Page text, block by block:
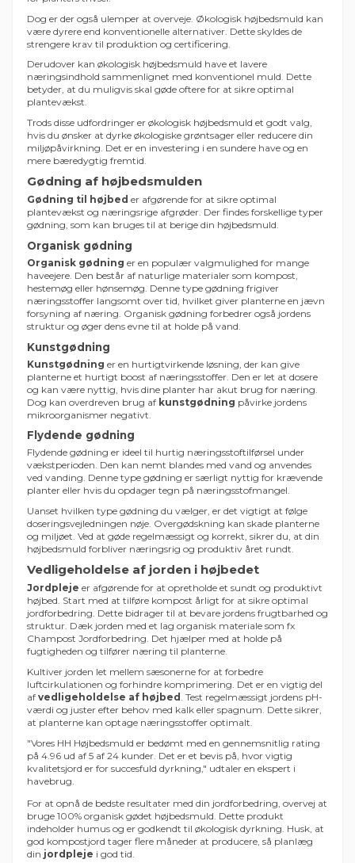
Dog er der også ulemper at overveje. Økologisk højbedsmuld kan
være dyrere end konventionelle alternativer. Dette skyldes de
strengere krav til produktion og certificering.
Derudover kan økologisk højbedsmuld have et lavere
næringsindhold sammenlignet med konventionel muld. Dette
betyder, at du muligvis skal gøde oftere for at sikre optimal
plantevækst.
Trods disse udfordringer er økologisk højbedsmuld et godt valg,
hvis du ønsker at dyrke økologiske grøntsager eller reducere din
miljøpåvirkning. Det er en investering i en sundere have og en
mere bæredygtig fremtid.
Gødning af højbedsmulden
Gødning til højbed er afgørende for at sikre optimal
plantevækst og næringsrige afgrøder. Der findes forskellige typer
gødning, som kan bruges til at berige din højbedsmuld.
Organisk gødning
Organisk gødning er en populær valgmulighed for mange
haveejere. Den består af naturlige materialer som kompost,
hestemøg eller hønsemøg. Denne type gødning frigiver
næringsstoffer langsomt over tid, hvilket giver planterne en jævn
forsyning af næring. Organisk gødning forbedrer også jordens
struktur og øger dens evne til at holde på vand.
Kunstgødning
Kunstgødning er en hurtigtvirkende løsning, der kan give
planterne et hurtigt boost af næringsstoffer. Den er let at dosere
og kan være nyttig, hvis dine planter har akut brug for næring.
Dog kan overdreven brug af kunstgødning påvirke jordens
mikroorganismer negativt.
Flydende gødning
Flydende gødning er ideel til hurtig næringsstoftilførsel under
vækstperioden. Den kan nemt blandes med vand og anvendes
ved vanding. Denne type gødning er særligt nyttig for krævende
planter eller hvis du opdager tegn på næringsstofmangel.
Uanset hvilken type gødning du vælger, er det vigtigt at følge
doseringsvejledningen nøje. Overgødskning kan skade planterne
og miljøet. Ved at gøde regelmæssigt og korrekt, sikrer du, at din
højbedsmuld forbliver næringsrig og produktiv året rundt.
Vedligeholdelse af jorden i højbedet
Jordpleje er afgørende for at opretholde et sundt og produktivt
højbed. Start med at tilføre kompost årligt for at sikre optimal
jordforbedring. Dette bidrager til at bevare jordens frugtbarhed og
struktur. Dæk jorden med et lag organisk materiale som fx
Champost Jordforbedring. Det hjælper med at holde på
fugtigheden og tilfører næring til planterne.
Kultiver jorden let mellem sæsonerne for at forbedre
luftcirkulationen og forhindre komprimering. Det er en vigtig del
af vedligeholdelse af højbed . Test regelmæssigt jordens pH-
værdi og juster efter behov med kalk eller spagnum. Dette sikrer,
at planterne kan optage næringsstoffer optimalt.
"Vores HH Højbedsmuld er bedømt med en gennemsnitlig rating
på 4.96 ud af 5 af 24 kunder. Det er et bevis på, hvor vigtig
kvalitetsjord er for succesfuld dyrkning," udtaler en ekspert i
havebrug.
For at opnå de bedste resultater med din jordforbedring, overvej at
bruge 100% organisk gødet højbedsmuld. Dette produkt
indeholder humus og er godkendt til økologisk dyrkning. Husk, at
god kompostjord tager flere måneder at producere, så planlæg
din jordpleje i god tid.